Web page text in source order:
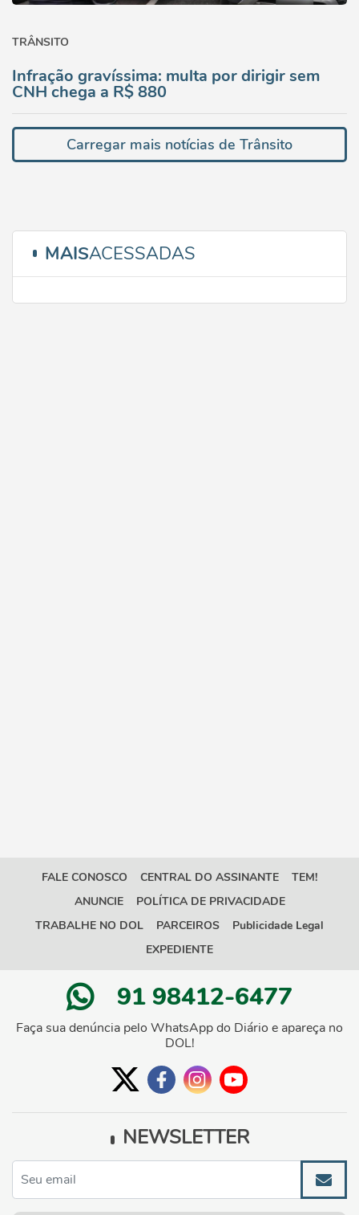
TRÂNSITO
Infração gravíssima: multa por dirigir sem
CNH chega a R$ 880
Carregar mais notícias de Trânsito
MAISACESSADAS
FALE CONOSCO CENTRAL DO ASSINANTE
TEM!
ANUNCIE
POLÍTICA DE PRIVACIDADE
TRABALHE NO DOL
PARCEIROS
Publicidade Legal
EXPEDIENTE
91 98412-6477
Faça sua denúncia pelo WhatsApp do Diário e apareça no
DOL!
NEWSLETTER